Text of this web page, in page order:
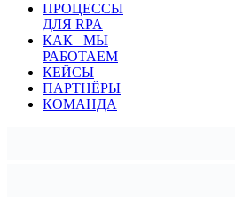
ПРОЦЕССЫ
ДЛЯ RPA
КАК МЫ
РАБОТАЕМ
КЕЙСЫ
ПАРТНЁРЫ
КОМАНДА